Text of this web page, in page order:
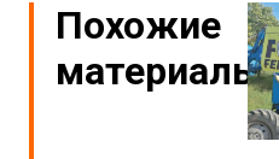
Похожие
материалы